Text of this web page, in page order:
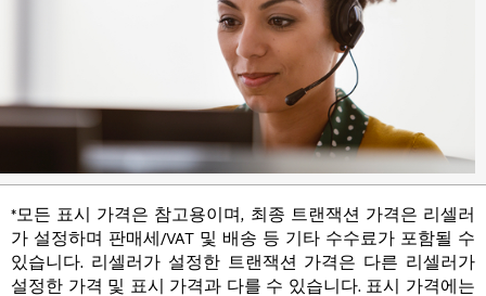
*모든 표시 가격은 참고용이며, 최종 트랜잭션 가격은 리셀러
가 설정하며 판매세/VAT 및 배송 등 기타 수수료가 포함될 수
있습니다. 리셀러가 설정한 트랜잭션 가격은 다른 리셀러가
설정한 가격 및 표시 가격과 다를 수 있습니다. 표시 가격에는